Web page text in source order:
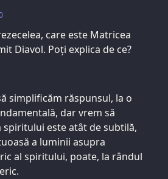
care este Matricea
Diavol. Poți explica de ce?
simplificăm răspunsul, la o
dar vrem să
este atât de subtilă,
a luminii asupra
al spiritului, poate, la rândul